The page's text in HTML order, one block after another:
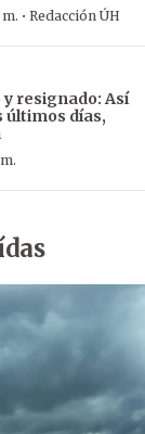
· Redacción ÚH
resignado: Así
últimos días,